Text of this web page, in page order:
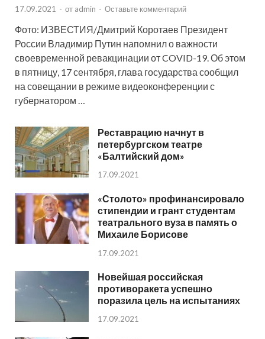
17.09.2021 - от admin - Оставьте комментарий
Фото: ИЗВЕСТИЯ/Дмитрий Коротаев Президент
России Владимир Путин напомнил о важности
своевременной ревакцинации от COVID-19. Об этом
в пятницу, 17 сентября, глава государства сообщил
на совещании в режиме видеоконференции с
губернатором …
Реставрацию начнут в
петербургском театре
«Балтийский дом»
17.09.2021
«Столото» профинансировало
стипендии и грант студентам
театрального вуза в память о
Михаиле Борисове
17.09.2021
Новейшая российская
противоракета успешно
поразила цель на испытаниях
17.09.2021